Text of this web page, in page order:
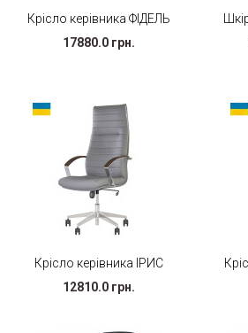
Крісло керівника ФІДЕЛЬ
17880.0 грн.
Крісло керівника ІРИС
12810.0 грн.